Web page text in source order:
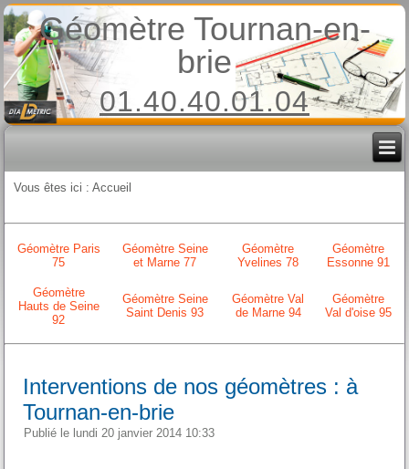
Géomètre Tournan-en-
brie
01.40.40.01.04
Vous êtes ici :Accueil
Géomètre Paris
75
Géomètre Seine
et Marne 77
Géomètre
Yvelines 78
Géomètre
Essonne 91
Géomètre
Hauts de Seine
92
Géomètre Seine
Saint Denis 93
Géomètre Val
de Marne 94
Géomètre
Val d'oise 95
Interventions de nos géomètres : à
Tournan-en-brie
Publié le lundi 20 janvier 2014 10:33